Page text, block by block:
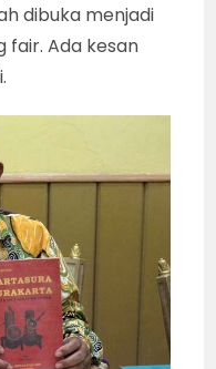
dibuka menjadi
fair. Ada kesan